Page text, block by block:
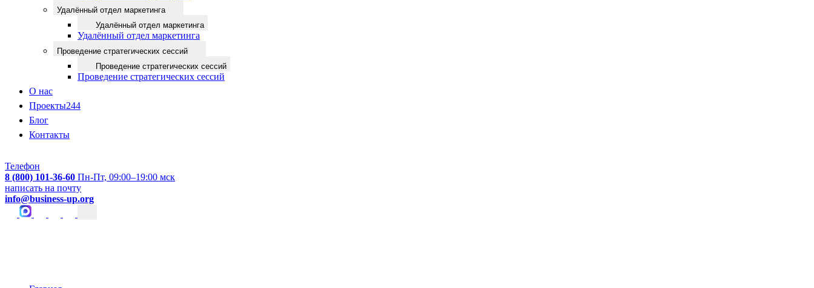
Удалённый отдел маркетинга
Удалённый отдел маркетинга
Удалённый отдел маркетинга
Проведение стратегических сессий
Проведение стратегических сессий
Проведение стратегических сессий
О нас
Проекты244
Блог
Контакты
Телефон
8 (800) 101-36-60 Пн-Пт, 09:00–19:00 мск
написать на почту
info@business-up.org